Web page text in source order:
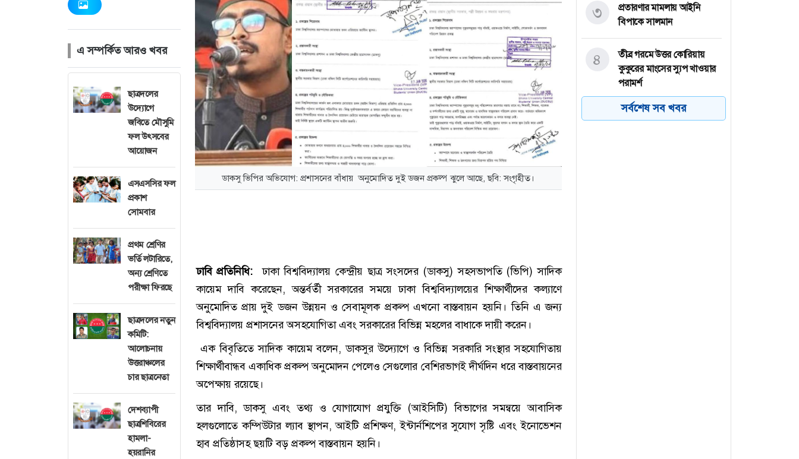
এ সম্পর্কিত আরও খবর
ছাত্রদলের
উদ্যোগে
জবিতে মৌসুমি
ফল উৎসবের
আয়োজন
এসএসসির ফল
প্রকাশ
সোমবার
প্রথম শ্রেণির
ভর্তি লটারিতে,
অন্য শ্রেণিতে
পরীক্ষা ফিরছে
ছাত্রদলের নতুন
কমিটি:
আলোচনায়
উত্তরাঞ্চলের
চার ছাত্রনেতা
দেশব্যাপী
ছাত্রশিবিরের
হামলা-
হয়রানির
ডাকসু ভিপির অভিযোগ: প্রশাসনের বাঁধায় অনুমোদিত দুই ডজন প্রকল্প ঝুলে আছে, ছবি: সংগৃহীত।
ঢাবি প্রতিনিধি: ঢাকা বিশ্ববিদ্যালয় কেন্দ্রীয় ছাত্র সংসদের (ডাকসু) সহসভাপতি (ভিপি) সাদিক
কায়েম দাবি করেছেন, অন্তর্বর্তী সরকারের সময়ে ঢাকা বিশ্ববিদ্যালয়ের শিক্ষার্থীদের কল্যাণে
অনুমোদিত প্রায় দুই ডজন উন্নয়ন ও সেবামূলক প্রকল্প এখনো বাস্তবায়ন হয়নি। তিনি এ জন্য
বিশ্ববিদ্যালয় প্রশাসনের অসহযোগিতা এবং সরকারের বিভিন্ন মহলের বাধাকে দায়ী করেন।
এক বিবৃতিতে সাদিক কায়েম বলেন, ডাকসুর উদ্যোগে ও বিভিন্ন সরকারি সংস্থার সহযোগিতায়
শিক্ষার্থীবান্ধব একাধিক প্রকল্প অনুমোদন পেলেও সেগুলোর বেশিরভাগই দীর্ঘদিন ধরে বাস্তবায়নের
অপেক্ষায় রয়েছে।
তার দাবি, ডাকসু এবং তথ্য ও যোগাযোগ প্রযুক্তি (আইসিটি) বিভাগের সমন্বয়ে আবাসিক
হলগুলোতে কম্পিউটার ল্যাব স্থাপন, আইটি প্রশিক্ষণ, ইন্টার্নশিপের সুযোগ সৃষ্টি এবং ইনোভেশন
হাব প্রতিষ্ঠাসহ ছয়টি বড় প্রকল্প বাস্তবায়ন হয়নি।
প্রতারণার মামলায় আইনি
বিপাকে সালমান
৩
তীব্র গরমে উত্তর কোরিয়ায়
কুকুরের মাংসের স্যুপ খাওয়ার
পরামর্শ
৪
শিয়া-সুন্নি বিরোধ: ক্ষমতার
৫
সর্বশেষ সব খবর